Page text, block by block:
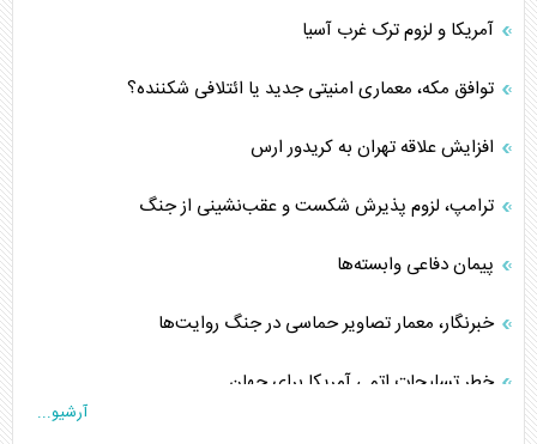
آمریکا و لزوم ترک غرب آسیا
توافق مکه، معماری امنیتی جدید یا ائتلافی شکننده؟
افزایش علاقه تهران به کریدور ارس
ترامپ، لزوم پذیرش شکست و عقب‌نشینی از جنگ
پیمان دفاعی‌ وابسته‌ها
خبرنگار، معمار تصاویر حماسی در جنگ روایت‌ها
خطر تسلیحات اتمی آمریکا برای جهان
آرشیو...